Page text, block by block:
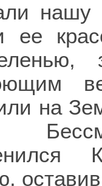
ее
на